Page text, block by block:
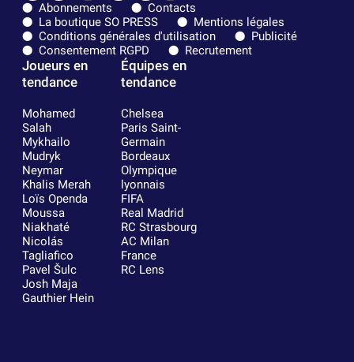
Abonnements
Contacts
La boutique SO PRESS
Mentions légales
Conditions générales d'utilisation
Publicité
Consentement RGPD
Recrutement
Joueurs en
tendance
Mohamed
Salah
Mykhailo
Mudryk
Neymar
Khalis Merah
Loïs Openda
Moussa
Niakhaté
Nicolás
Tagliafico
Pavel Šulc
Josh Maja
Gauthier Hein
Équipes en
tendance
Chelsea
Paris Saint-
Germain
Bordeaux
Olympique
lyonnais
FIFA
Real Madrid
RC Strasbourg
AC Milan
France
RC Lens